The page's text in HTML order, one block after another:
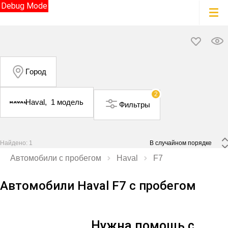
Debug Mode
Город
Haval, 1 модель
2
Фильтры
Найдено: 1
Автомобили с пробегом Haval F7
Автомобили Haval F7 с пробегом